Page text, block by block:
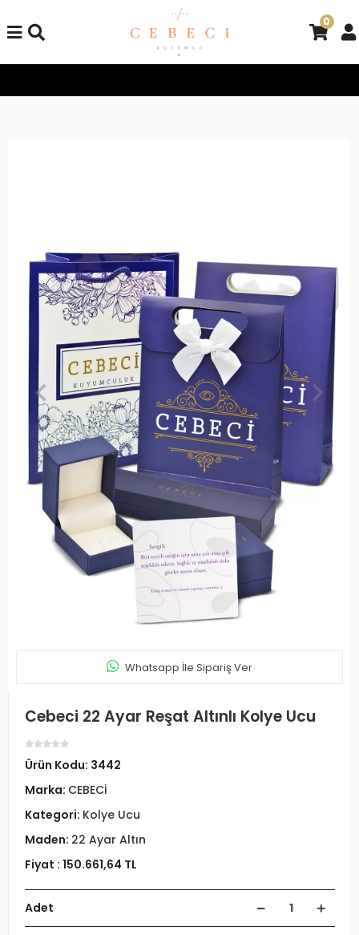
0
Whatsapp İle Sipariş Ver
Cebeci 22 Ayar Reşat Altınlı Kolye Ucu
Ürün Kodu: 3442
Marka: CEBECİ
Kategori: Kolye Ucu
Maden: 22 Ayar Altın
Fiyat : 150.661,64 TL
Adet